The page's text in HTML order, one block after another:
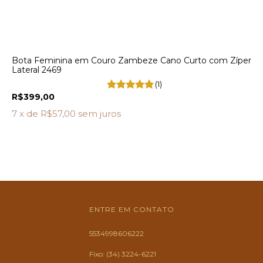
Bota Feminina em Couro Zambeze Cano Curto com Zíper
Lateral 2469
(1)
R$399,00
7 x de R$57,00 sem juros
ENTRE EM CONTATO
5534998606222
Fixo: (34) 3224-6221